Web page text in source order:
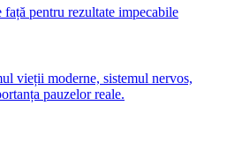
pentru rezultate impecabile
vieții moderne, sistemul nervos,
pauzelor reale.